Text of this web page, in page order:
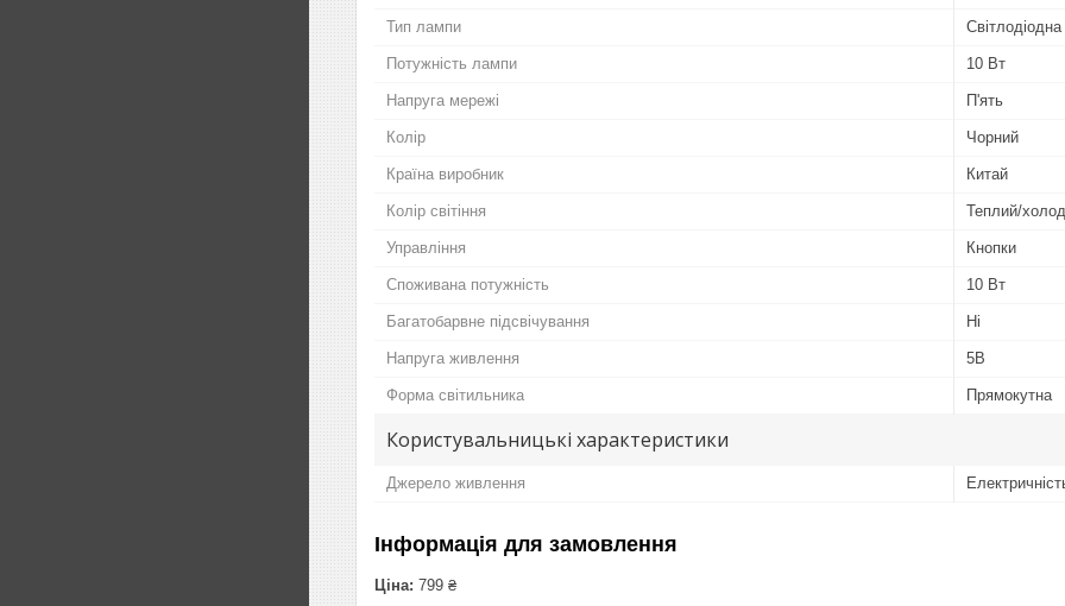
Тип лампи Світлодіодна
Потужність лампи 10 Вт
Напруга мережі П'ять
Колір Чорний
Країна виробник Китай
Колір світіння Теплий/
Управління Кнопки
Споживана потужність 10 Вт
Багатобарвне підсвічування Ні
Напруга живлення 5В
Форма світильника Прямокутна
Користувальницькі характеристики
Джерело живлення
Інформація для замовлення
Ціна: 799 ₴